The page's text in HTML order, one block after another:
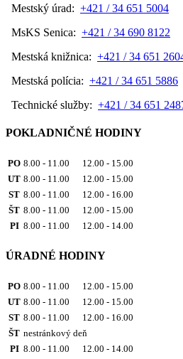
Mestský úrad: +421 / 34 651 5004
MsKS Senica: +421 / 34 690 8122
Mestská knižnica: +421 / 34 651
Mestská polícia: +421 / 34 651 5886
Technické služby: +421 / 34 651
POKLADNIČNÉ HODINY
PO 8.00 - 11.00 12.00 - 15.00
UT 8.00 - 11.00 12.00 - 15.00
ST 8.00 - 11.00 12.00 - 16.00
ŠT 8.00 - 11.00 12.00 - 15.00
PI 8.00 - 11.00 12.00 - 14.00
ÚRADNÉ HODINY
PO 8.00 - 11.00 12.00 - 15.00
UT 8.00 - 11.00 12.00 - 15.00
ST 8.00 - 11.00 12.00 - 16.00
ŠT nestránkový deň
PI 8.00 - 11.00 12.00 - 14.00